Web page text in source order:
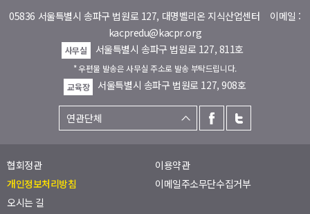
05836 서울특별시 송파구 법원로 127, 대명벨리온 지식산업센터 이메일 :
kacpredu@kacpr.org
사무실 서울특별시 송파구 법원로 127, 811호
* 우편물 발송은 사무실 주소로 발송 부탁드립니다.
교육장
서울특별시 송파구 법원로 127, 908호
협회정관
이용약관
개인정보처리방침
이메일주소무단수집거부
오시는 길